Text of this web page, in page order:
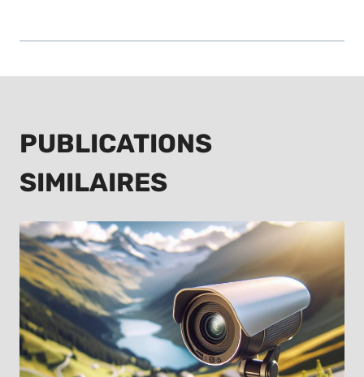
PUBLICATIONS
SIMILAIRES